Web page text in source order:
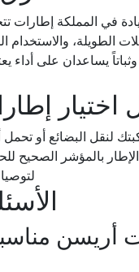
في المملكة إطارات
الطويلة، والاستخدام
يساعدان على أداء
اختيار
لنقل البضائع أو
بالمؤشر الصحيح
أريسن